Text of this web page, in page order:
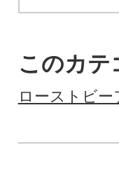
このカテ
ローストビー